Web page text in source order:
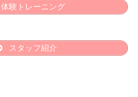
体験トレーニング
スタッフ紹介